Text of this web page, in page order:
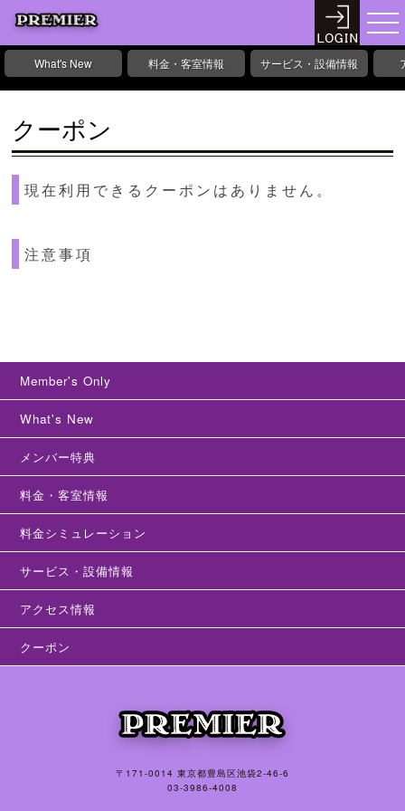
What's New 料金・客室情報 サービス・設備情報
クーポン
現在利用できるクーポンはありません。
注意事項
Member's Only
What's New
メンバー特典
料金・客室情報
料金シミュレーション
サービス・設備情報
アクセス情報
クーポン
〒171-0014 東京都豊島区池袋2-46-6
03-3986-4008